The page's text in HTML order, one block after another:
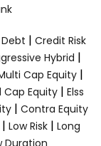
| Credit Risk
Hybrid |
Cap Equity |
Cap Equity | Elss
| Contra Equity
| Low Risk | Long
Duration